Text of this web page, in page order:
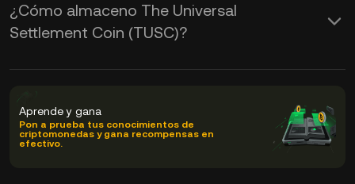
¿Cómo almaceno The Universal
Settlement Coin (TUSC)?
Aprende y gana
Pon a prueba tus conocimientos de
criptomonedas y gana recompensas en
efectivo.